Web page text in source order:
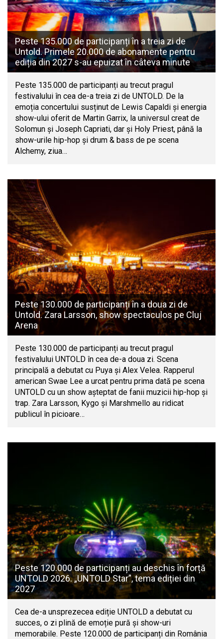
Peste 135.000 de participanți în a treia zi de
Untold. Primele 20.000 de abonamente pentru
ediția din 2027 s-au epuizat în câteva minute
Peste 135.000 de participanți au trecut pragul
festivalului în cea de-a treia zi de UNTOLD. De la
emoția concertului susținut de Lewis Capaldi și energia
show-ului oferit de Martin Garrix, la universul creat de
Solomun și Joseph Capriati, dar și Holy Priest, până la
show-urile hip-hop și drum & bass de pe scena
Alchemy, ziua…
Peste 130.000 de participanți în a doua zi de
Untold. Zara Larsson, show spectaculos pe Cluj
Arena
Peste 130.000 de participanți au trecut pragul
festivalului UNTOLD în cea de-a doua zi. Scena
principală a debutat cu Puya și Alex Velea. Rapperul
american Swae Lee a urcat pentru prima dată pe scena
UNTOLD cu un show așteptat de fanii muzicii hip-hop și
trap. Zara Larsson, Kygo și Marshmello au ridicat
publicul în picioare…
Peste 120.000 de participanți au deschis în forță
UNTOLD 2026. „UNTOLD Star”, tema ediției din
2027
Cea de-a unsprezecea ediție UNTOLD a debutat cu
succes, o zi plină de emoție pură și show-uri
memorabile. Peste 120.000 de participanți din România